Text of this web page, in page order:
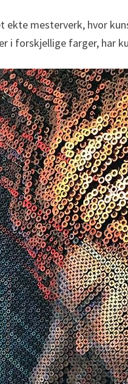
ekte mesterverk, hvor
i forskjellige farger, har